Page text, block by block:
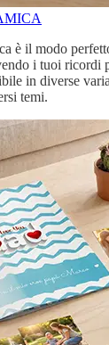
è il modo
i tuoi ricordi
in diverse
temi.